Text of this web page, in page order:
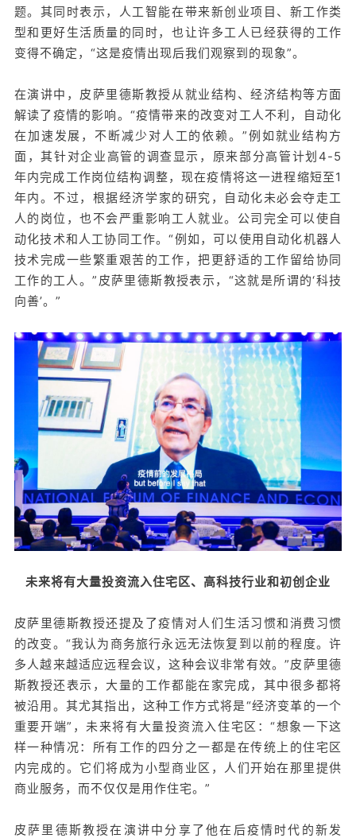
题。其同时表示，人工智能在带来新创业项目、新工作类
型和更好生活质量的同时，也让许多工人已经获得的工作
变得不确定，“这是疫情出现后我们观察到的现象”。
在演讲中，皮萨里德斯教授从就业结构、经济结构等方面
解读了疫情的影响。“疫情带来的改变对工人不利，自动化
在加速发展，不断减少对人工的依赖。”例如就业结构方
面，其针对企业高管的调查显示，原来部分高管计划4-5
年内完成工作岗位结构调整，现在疫情将这一进程缩短至1
年内。不过， 根据经济学家的研究，自动化未必会夺走工
人的岗位，也不会严重影响工人就业。 公司完全可以使自
动化技术和人工协同工作。“例如，可以使用自动化机器人
技术完成一些繁重艰苦的工作，把更舒适的工作留给协同
工作的工人。”皮萨里德斯教授表示，“这就是所谓的‘科技
向善’。 ”
未来将有大量投资流入住宅区、高科技行业和初创企业
皮萨里德斯教授还提及了疫情对人们生活习惯和消费习惯
的改变。“我认为商务旅行永远无法恢复到以前的程度。许
多人越来越适应远程会议，这种会议非常有效。”皮萨里德
斯教授还表示，大量的工作都能在家完成，其中很多都将
被沿用。其尤其指出，这种工作方式将是“经济变革的一个
重要开端”，未来将有大量投资流入住宅区：“想象一下这
样一种情况：所有工作的四分之一都是在传统上的住宅区
内完成的。它们将成为小型商业区，人们开始在那里提供
商业服务，而不仅仅是用作住宅。”
皮萨里德斯教授在演讲中分享了他在后疫情时代的新发